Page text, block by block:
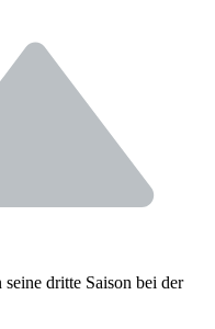
dritte Saison bei der